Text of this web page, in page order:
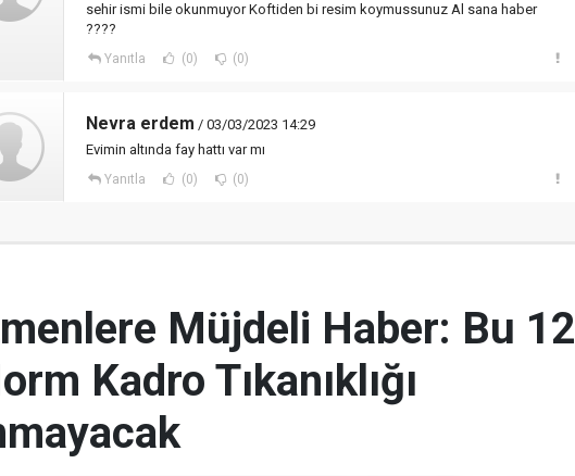
sehir ismi bile okunmuyor Koftiden bi resim koymussunuz Al sana haber
????
Yanıtla (0) (0)
Nevra erdem / 03/03/2023 14:29
Evimin altında fay hattı var mı
Yanıtla (0) (0)
Müjdeli Haber: Bu 12
Kadro Tıkanıklığı